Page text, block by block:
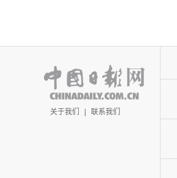
关于我们 | 联系我们